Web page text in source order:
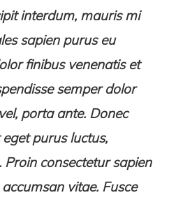
interdum, mauris mi
sapien purus eu
finibus venenatis et
semper dolor
porta ante. Donec
purus luctus,
Proin consectetur sapien
vitae. Fusce